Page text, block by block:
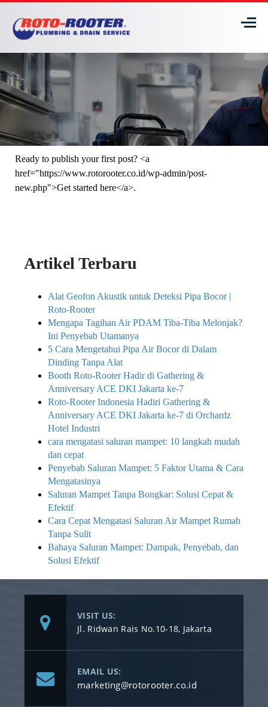
Ready to publish your first post? <a
href="https://www.rotorooter.co.id/wp-admin/post-
new.php">Get started here</a>.
Artikel Terbaru
Alat Geofon Akustik untuk Deteksi Pipa Bocor |
Roto-Rooter
Mengapa Tagihan Air PDAM Tiba-Tiba Melonjak?
Ini Penyebab Utamanya
5 Cara Mengetahui Pipa Air Bocor di Dalam
Dinding Tanpa Alat
Booth Roto-Rooter Hadir di Gathering &
Anniversary ACE DKI Jakarta ke-7
Roto-Rooter Indonesia Hadiri Gathering &
Anniversary ACE DKI Jakarta ke-7 di Orchardz
Hotel Industri
cara mengatasi saluran mampet: 10 langkah mudah
dan cepat
Penyebab Saluran Mampet: 5 Faktor Utama & Cara
Mengatasinya
Saluran Mampet Tanpa Bongkar: Solusi Cepat &
Efektif
Cara Cepat Mengatasi Saluran Air Mampet Rumah
Tanpa Sulit
Bahaya Saluran Mampet: Dampak, Penyebab, dan
Solusi Efektif
VISIT US:
Jl. Ridwan Rais No.10-18, Jakarta
EMAIL US:
marketing@rotorooter.co.id